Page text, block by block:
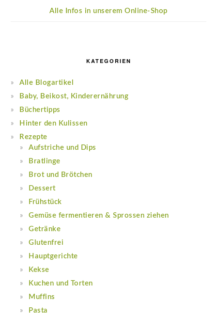
Alle Infos in unserem Online-Shop
KATEGORIEN
Alle Blogartikel
Baby, Beikost, Kinderernährung
Büchertipps
Hinter den Kulissen
Rezepte
Aufstriche und Dips
Bratlinge
Brot und Brötchen
Dessert
Frühstück
Gemüse fermentieren & Sprossen ziehen
Getränke
Glutenfrei
Hauptgerichte
Kekse
Kuchen und Torten
Muffins
Pasta